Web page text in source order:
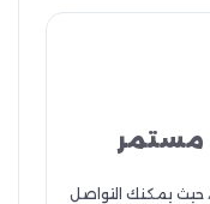
مستمر
يمكنك التواصل